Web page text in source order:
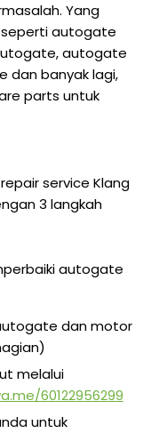
Yang
seperti autogate
autogate
dan banyak lagi,
parts untuk
service Klang
3 langkah
autogate
dan motor
melalui
60122956299
untuk